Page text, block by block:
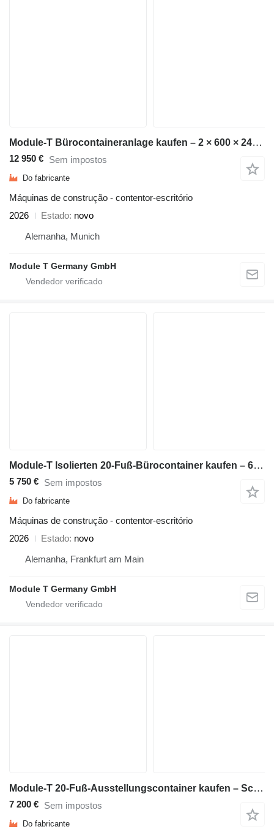
Module-T Bürocontaineranlage kaufen – 2 × 600 × 240 cm, 28,8 m² | NEU
12 950 € Sem impostos
Do fabricante
Máquinas de construção - contentor-escritório
2026
Estado novo
Alemanha, Munich
Module T Germany GmbH
Module-T Isolierten 20-Fuß-Bürocontainer kaufen – 600 × 240 cm | NEU
5 750 € Sem impostos
Do fabricante
Máquinas de construção - contentor-escritório
2026
Estado novo
Alemanha, Frankfurt am Main
Module T Germany GmbH
Module-T 20-Fuß-Ausstellungscontainer kaufen – Schwarz, 600 × 240 cm | NE
7 200 € Sem impostos
Do fabricante